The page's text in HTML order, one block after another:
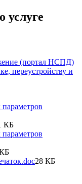
услуге
(портал НСПД)
переустройству и
КБ
28 КБ